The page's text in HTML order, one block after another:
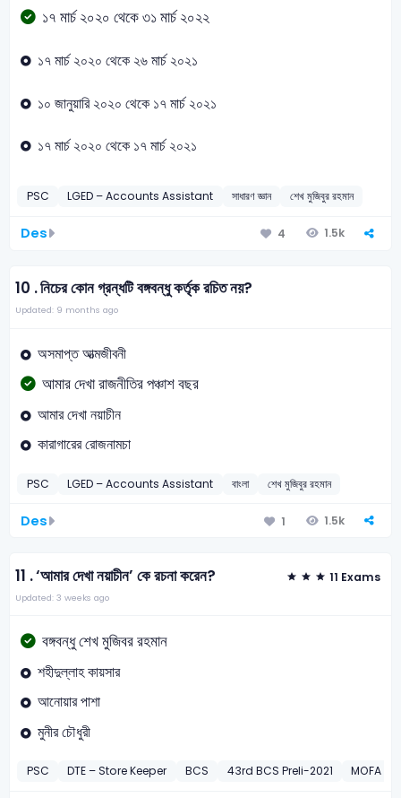
১৭ মার্চ ২০২০ থেকে ৩১ মার্চ ২০২২
১৭ মার্চ ২০২০ থেকে ২৬ মার্চ ২০২১
১০ জানুয়ারি ২০২০ থেকে ১৭ মার্চ ২০২১
১৭ মার্চ ২০২০ থেকে ১৭ মার্চ ২০২১
PSC LGED – Accounts Assistant সাধারণ জ্ঞান শেখ মুজিবুর রহমান
Des 4 1.5k
10 .নিচের কোন গ্রন্ধটি বঙ্গবন্ধু কর্তৃক রচিত নয়?
Updated: 9 months ago
অসমাপ্ত আত্মজীবনী
আমার দেখা রাজনীতির পঞ্চাশ বছর
আমার দেখা নয়াচীন
কারাগারের রোজনামচা
PSC LGED – Accounts Assistant বাংলা শেখ মুজিবুর রহমান
Des 1 1.5k
11 .‘আমার দেখা নয়াচীন’ কে রচনা করেন? 11 Exams
Updated: 3 weeks ago
বঙ্গবন্ধু শেখ মুজিবর রহমান
শহীদুল্লাহ কায়সার
আনোয়ার পাশা
মুনীর চৌধুরী
PSC DTE – Store Keeper BCS 43rd BCS Preli-2021 MOFA –